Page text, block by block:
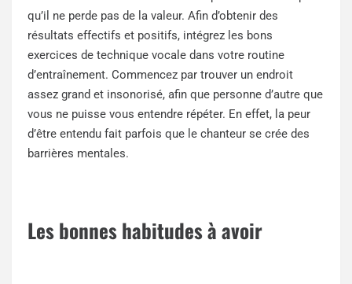
qu’il ne perde pas de la valeur. Afin d’obtenir des
résultats effectifs et positifs, intégrez les bons
exercices de technique vocale dans votre routine
d’entraînement. Commencez par trouver un endroit
assez grand et insonorisé, afin que personne d’autre que
vous ne puisse vous entendre répéter. En effet, la peur
d’être entendu fait parfois que le chanteur se crée des
barrières mentales.
Les bonnes habitudes à avoir